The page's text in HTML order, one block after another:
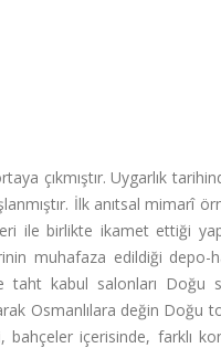
çıkmıştır. Uygarlık
İlk anıtsal mimarî
ile birlikte ikamet ettiği
muhafaza edildiği depo-
kabul salonları Doğu
Osmanlılara değin Doğu
içerisinde, farklı